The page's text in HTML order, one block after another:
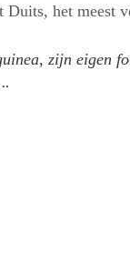
Duits, het meest
zijn eigen